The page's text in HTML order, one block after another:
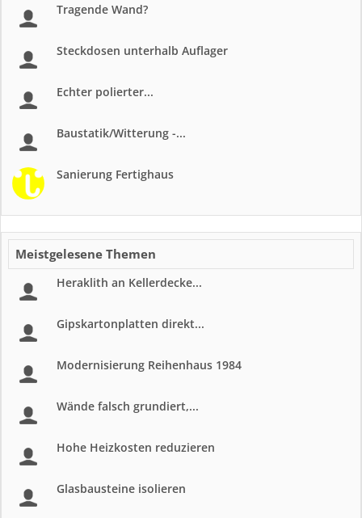
Tragende Wand?
Steckdosen unterhalb Auflager
Echter polierter...
Baustatik/Witterung -...
Sanierung Fertighaus
Meistgelesene Themen
Heraklith an Kellerdecke...
Gipskartonplatten direkt...
Modernisierung Reihenhaus 1984
Wände falsch grundiert,...
Hohe Heizkosten reduzieren
Glasbausteine isolieren